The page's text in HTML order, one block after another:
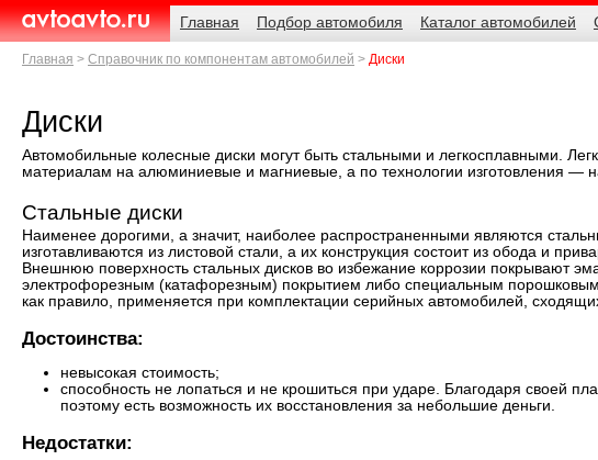
AvtoAvto.ru
Навигация
Главная
Подбор автомобиля Каталог автомобилей
Родительские
страницы
Главная Справочник по компонентам автомобилей Диски
Диски
Автомобильные колесные диски могут быть стальными и легкосплавными.
материалам на алюминиевые и магниевые, а по технологии изготовления —
Стальные диски
Наименее дорогими, а значит, наиболее распространенными являются
изготавливаются из листовой стали, а их конструкция состоит из обода и
Внешнюю поверхность стальных дисков во избежание коррозии покрывают
электрофорезным (катафорезным) покрытием либо специальным
как правило, применяется при комплектации серийных автомобилей,
Достоинства:
невысокая стоимость;
способность не лопаться и не крошиться при ударе. Благодаря своей
поэтому есть возможность их восстановления за небольшие деньги.
Недостатки: